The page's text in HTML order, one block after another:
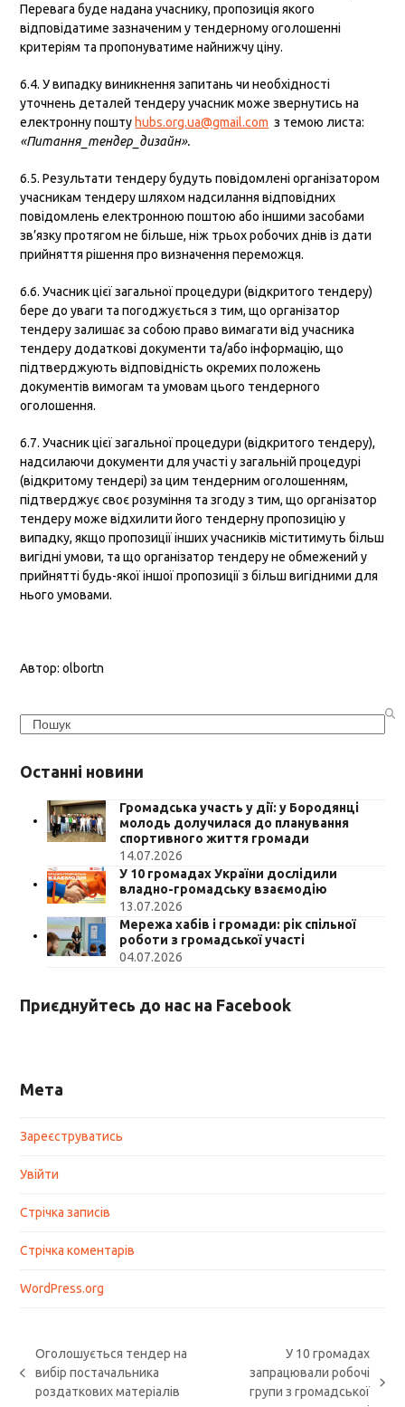
Перевага буде надана учаснику, пропозиція якого
відповідатиме зазначеним у тендерному оголошенні
критеріям та пропонуватиме найнижчу ціну.
6.4. У випадку виникнення запитань чи необхідності
уточнень деталей тендеру учасник може звернутись на
електронну пошту hubs.org.ua@gmail.com з темою листа:
«Питання_тендер_дизайн».
6.5. Результати тендеру будуть повідомлені організатором
учасникам тендеру шляхом надсилання відповідних
повідомлень електронною поштою або іншими засобами
зв’язку протягом не більше, ніж трьох робочих днів із дати
прийняття рішення про визначення переможця.
6.6. Учасник цієї загальної процедури (відкритого тендеру)
бере до уваги та погоджується з тим, що організатор
тендеру залишає за собою право вимагати від учасника
тендеру додаткові документи та/або інформацію, що
підтверджують відповідність окремих положень
документів вимогам та умовам цього тендерного
оголошення.
6.7. Учасник цієї загальної процедури (відкритого тендеру),
надсилаючи документи для участі у загальній процедурі
(відкритому тендері) за цим тендерним оголошенням,
підтверджує своє розуміння та згоду з тим, що організатор
тендеру може відхилити його тендерну пропозицію у
випадку, якщо пропозиції інших учасників міститимуть більш
вигідні умови, та що організатор тендеру не обмежений у
прийнятті будь-якої іншої пропозиції з більш вигідними для
нього умовами.
Автор: olbortn
Search
Останні новини
Громадська участь у дії: у Бородянці
молодь долучилася до планування
спортивного життя громади
14.07.2026
У 10 громадах України дослідили
владно-громадську взаємодію
13.07.2026
Мережа хабів і громади: рік спільної
роботи з громадської участі
04.07.2026
Приєднуйтесь до нас на Facebook
Мета
Зареєструватись
Увійти
Стрічка записів
Стрічка коментарів
WordPress.org
previous
post:
Оголошується тендер на
вибір постачальника
роздаткових матеріалів
У 10 громадах
запрацювали робочі
групи з громадської